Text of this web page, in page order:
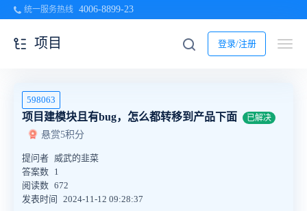
统一服务热线 4006-8899-23
登录/注册
项目
598063
项目建模块且有bug，怎么都转移到产品下面 已解决
悬赏5积分
提问者 威武的韭菜
答案数 1
阅读数 672
发表时间
2024-11-12 09:28:37